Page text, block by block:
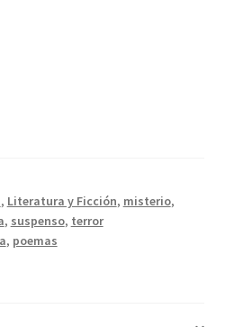
, Literatura y Ficción, misterio,
, suspenso, terror
, poemas